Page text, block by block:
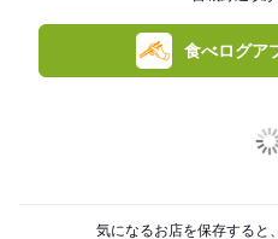
食べログア
気になるお店を保存すると